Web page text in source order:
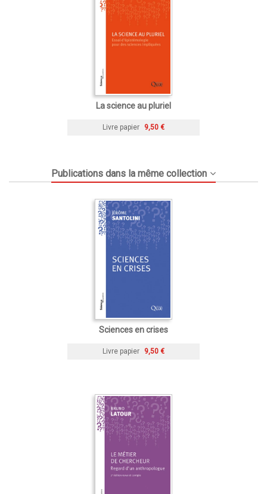
La science au pluriel
Livre papier 9,50 €
Publications dans la même collection
Sciences en crises
Livre papier 9,50 €